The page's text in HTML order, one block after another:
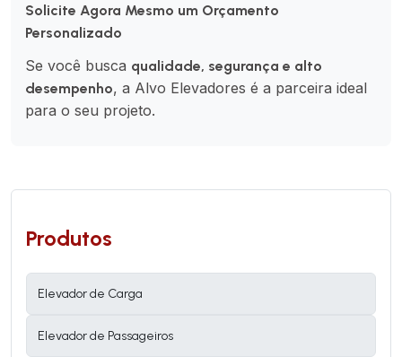
Solicite Agora Mesmo um Orçamento
Personalizado
Se você busca qualidade, segurança e alto
desempenho, a Alvo Elevadores é a parceira ideal
para o seu projeto.
Produtos
Elevador de Carga
Elevador de Passageiros